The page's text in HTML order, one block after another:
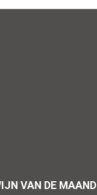
VAN DE MAAND